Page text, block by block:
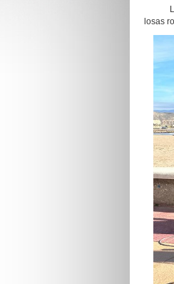
Las
losas